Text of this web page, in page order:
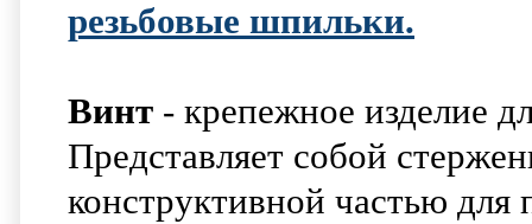
резьбовые шпильки.
Винт - крепежное изделие
Представляет собой
конструктивной частью